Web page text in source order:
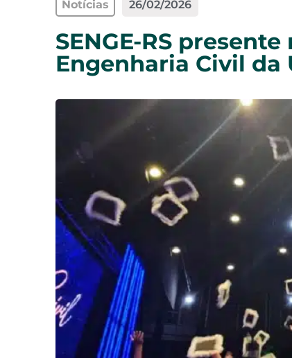
Notícias 26/02/2026
SENGE-RS
Engenharia Civil da